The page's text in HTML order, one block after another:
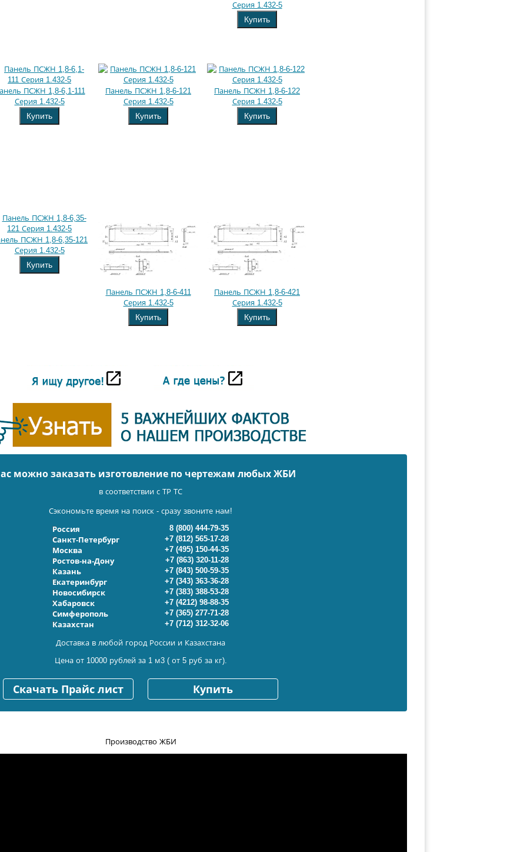
Серия 1.432-5
Купить
ПСЖН 1,8-6,1-111
Серия 1.432-5
Купить
Панель ПСЖН 1,8-6-121
Серия 1.432-5
Купить
Панель ПСЖН 1,8-6-122
Серия 1.432-5
Купить
ПСЖН 1,8-6,35-121
Серия 1.432-5
Купить
Панель ПСЖН 1,8-6-411
Серия 1.432-5
Купить
Панель ПСЖН 1,8-6-421
Серия 1.432-5
Купить
можно заказать изготовление по чертежам любых ЖБИ
в соответствии с ТР ТС
Сэкономьте время на поиск - сразу звоните нам!
Россия
8 (800) 444-79-35
Санкт-Петербург
+7 (812) 565-17-28
Москва
+7 (495) 150-44-35
Ростов-на-Дону
+7 (863) 320-11-28
Казань
+7 (843) 500-59-35
Екатеринбург
+7 (343) 363-36-28
Новосибирск
+7 (383) 388-53-28
Хабаровск
+7 (4212) 98-88-35
Симферополь
+7 (365) 277-71-28
Казахстан
+7 (712) 312-32-06
Доставка в любой город России и Казахстана
Цена от 10000 рублей за 1 м3 ( от 5 руб за кг).
Скачать Прайс лист Купить
Производство ЖБИ